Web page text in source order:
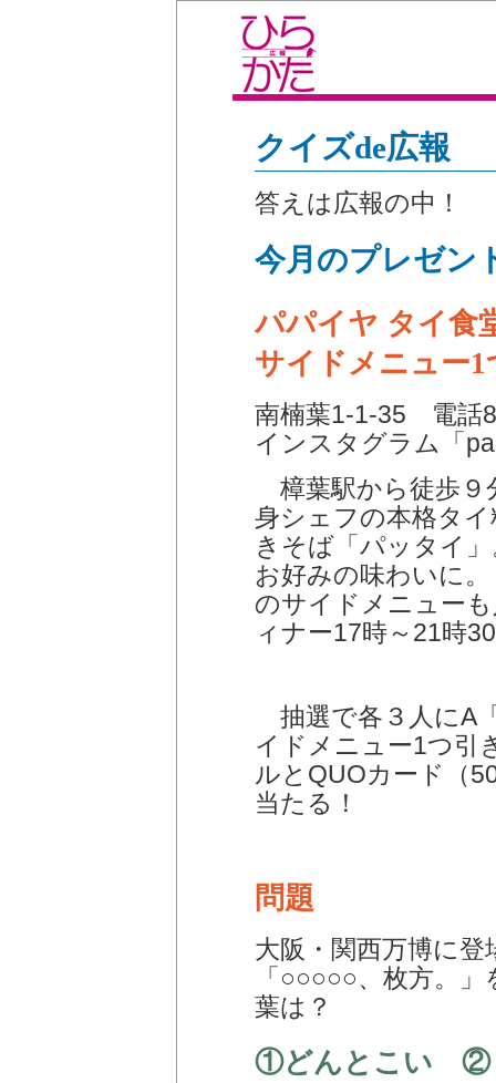
クイズde広報
答えは広報の中！
今月のプレゼン
パパイヤ タイ食
サイドメニュー1
南楠葉1-1-35 電話
インスタグラム「
樟葉駅から徒歩９
身シェフの本格タ
きそば「パッタイ
お好みの味わいに
のサイドメニュー
ィナー17時～21時
抽選で各３人にA
イドメニュー1つ引
ルとQUOカード（
当たる！
問題
大阪・関西万博に
「○○○○○、枚方。
葉は？
①どんとこい ②